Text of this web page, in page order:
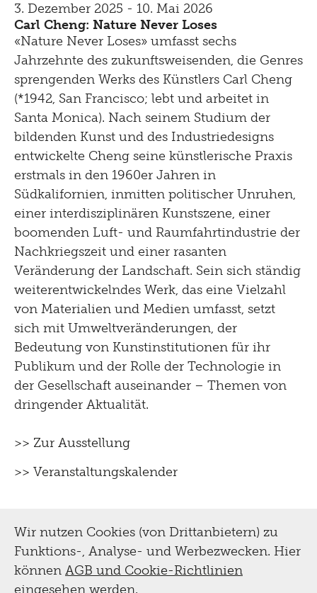
3. Dezember 2025 - 10. Mai 2026
Carl Cheng: Nature Never Loses
«Nature Never Loses» umfasst sechs
Jahrzehnte des zukunftsweisenden, die Genres
sprengenden Werks des Künstlers Carl Cheng
(*1942, San Francisco; lebt und arbeitet in
Santa Monica). Nach seinem Studium der
bildenden Kunst und des Industriedesigns
entwickelte Cheng seine künstlerische Praxis
erstmals in den 1960er Jahren in
Südkalifornien, inmitten politischer Unruhen,
einer interdisziplinären Kunstszene, einer
boomenden Luft- und Raumfahrtindustrie der
Nachkriegszeit und einer rasanten
Veränderung der Landschaft. Sein sich ständig
weiterentwickelndes Werk, das eine Vielzahl
von Materialien und Medien umfasst, setzt
sich mit Umweltveränderungen, der
Bedeutung von Kunstinstitutionen für ihr
Publikum und der Rolle der Technologie in
der Gesellschaft auseinander – Themen von
dringender Aktualität.
>> Zur Ausstellung
>> Veranstaltungskalender
Wir nutzen Cookies (von Drittanbietern) zu
Funktions-, Analyse- und Werbezwecken. Hier
können AGB und Cookie-Richtlinien
eingesehen werden.